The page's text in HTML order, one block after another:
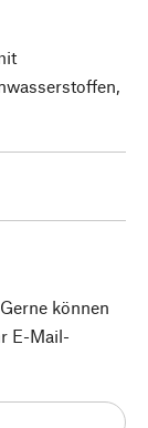
können
E-Mail-